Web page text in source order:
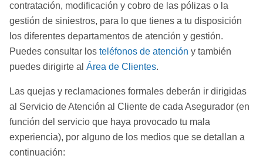
contratación, modificación y cobro de las pólizas o la
gestión de siniestros, para lo que tienes a tu disposición
los diferentes departamentos de atención y gestión.
Puedes consultar los teléfonos de atención y también
puedes dirigirte al Área de Clientes.
Las quejas y reclamaciones formales deberán ir dirigidas
al Servicio de Atención al Cliente de cada Asegurador (en
función del servicio que haya provocado tu mala
experiencia), por alguno de los medios que se detallan a
continuación: